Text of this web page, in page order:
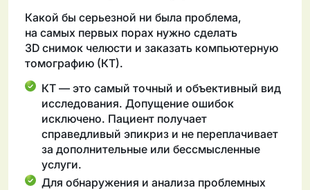
Какой бы серьезной ни была проблема,
на самых первых порах нужно сделать
3D снимок челюсти и заказать компьютерную
томографию (КТ).
КТ — это самый точный и объективный вид
исследования. Допущение ошибок
исключено. Пациент получает
справедливый эпикриз и не переплачивает
за дополнительные или бессмысленные
услуги.
Для обнаружения и анализа проблемных